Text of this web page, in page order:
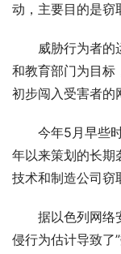
动，主要目的是窃
威胁行为者的
和教育部门为目标
初步闯入受害者的
今年5月早些
年以来策划的长期
技术和制造公司窃
据以色列网络
侵行为估计导致了